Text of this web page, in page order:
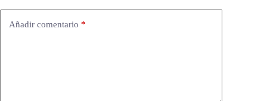
Añadir comentario *